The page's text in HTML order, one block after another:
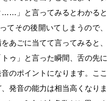
……」と言ってみるとわかると
てその後開いてしまうので、
あごに当てて言ってみると、
ゥ」と言った瞬間、舌の先に
のポイントになります。ここ
発音の能力は相当高くなりま